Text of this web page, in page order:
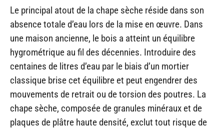
Le principal atout de la chape sèche réside dans son
absence totale d’eau lors de la mise en œuvre. Dans
une maison ancienne, le bois a atteint un équilibre
hygrométrique au fil des décennies. Introduire des
centaines de litres d’eau par le biais d’un mortier
classique brise cet équilibre et peut engendrer des
mouvements de retrait ou de torsion des poutres. La
chape sèche, composée de granules minéraux et de
plaques de plâtre haute densité, exclut tout risque de